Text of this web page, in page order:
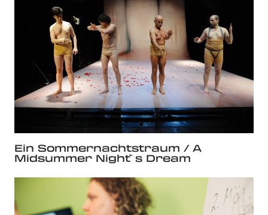
Ein Sommernachtstraum / A
Midsummer Night`s Dream